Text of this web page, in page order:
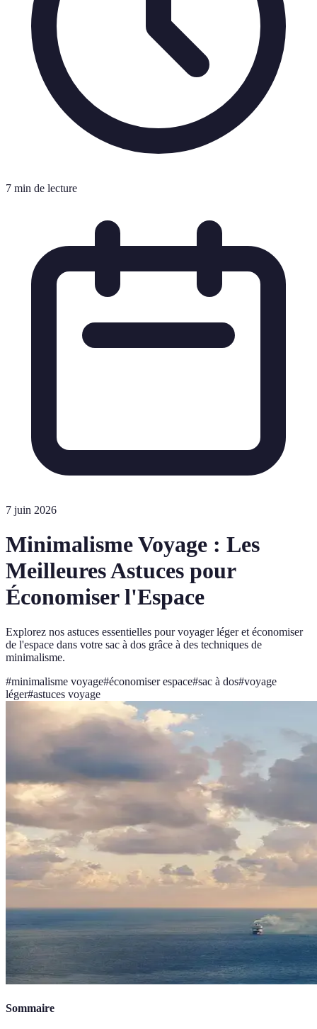
7 min de lecture
7 juin 2026
Minimalisme Voyage : Les
Meilleures Astuces pour
Économiser l'Espace
Explorez nos astuces essentielles pour voyager léger et économiser
de l'espace dans votre sac à dos grâce à des techniques de
minimalisme.
#minimalisme voyage#économiser espace#sac à dos#voyage
léger#astuces voyage
Sommaire